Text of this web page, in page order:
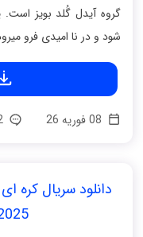
گروه آیدل گُلد بویز
شود و در نا امیدی فرو
12 دیدگاه